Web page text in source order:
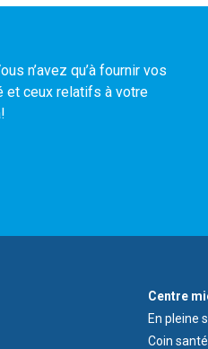
n’avez qu’à fournir vos
et ceux relatifs à votre
Footer
Wellness
Centre
Menu
Centre
En pleine
Coin